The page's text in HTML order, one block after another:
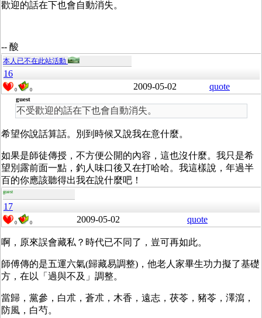
歡迎的話在下也會自動消失。
-- 酸
本人已不在此站活動
16
0 0 2009-05-02 quote
guest
不受歡迎的話在下也會自動消失。
希望你說話算話。別到時候又說我在意什麼。
如果是師徒傳授，不方便公開的內容，這也沒什麼。我只是希
望別露前面一點，釣人味口後又在打哈哈。我這樣說，年過半
百的你應該聽得出我在說什麼吧！
guest
17
0 0 2009-05-02 quote
啊，原來誤會藏私？時代已不同了，豈可再如此。
師傅傳的是五運六氣(歸藏易調整)，他老人家畢生功力擬了基礎
方，在以「過與不及」調整。
當歸，黨參，白朮，蒼朮，木香，遠志，茯苓，豬苓，澤瀉，
防風，白芍。